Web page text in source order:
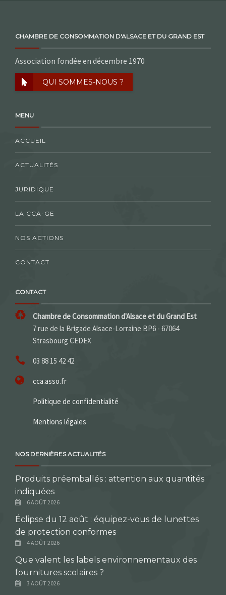
CHAMBRE DE CONSOMMATION D'ALSACE ET DU GRAND EST
Association fondée en décembre 1970
QUI SOMMES-NOUS ?
MENU
ACCUEIL
ACTUALITÉS
JURIDIQUE
LA CCA-GE
NOS ACTIONS
CONTACT
CONTACT
Chambre de Consommation d'Alsace et du Grand Est
7 rue de la Brigade Alsace-Lorraine BP6 - 67064
Strasbourg CEDEX
03 88 15 42 42
cca.asso.fr
Politique de confidentialité
Mentions légales
NOS DERNIÈRES ACTUALITÉS
Produits préemballés : attention aux quantités
indiquées
6 AOÛT 2026
Éclipse du 12 août : équipez-vous de lunettes
de protection conformes
4 AOÛT 2026
Que valent les labels environnementaux des
fournitures scolaires ?
3 AOÛT 2026